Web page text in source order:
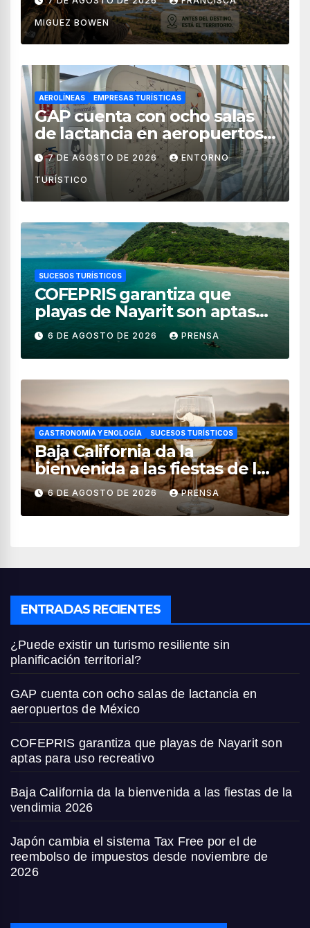
MIGUEZ BOWEN
AEROLÍNEAS EMPRESAS TURÍSTICAS
GAP cuenta con ocho salas
de lactancia en aeropuertos
de México
7 DE AGOSTO DE 2026 ENTORNO
TURÍSTICO
SUCESOS TURÍSTICOS
COFEPRIS garantiza que
playas de Nayarit son aptas
para uso recreativo
6 DE AGOSTO DE 2026 PRENSA
GASTRONOMÍA Y ENOLOGÍA SUCESOS TURÍSTICOS
Baja California da la
bienvenida a las fiestas de la
vendimia 2026
6 DE AGOSTO DE 2026 PRENSA
ENTRADAS RECIENTES
¿Puede existir un turismo resiliente sin
planificación territorial?
GAP cuenta con ocho salas de lactancia en
aeropuertos de México
COFEPRIS garantiza que playas de Nayarit son
aptas para uso recreativo
Baja California da la bienvenida a las fiestas de la
vendimia 2026
Japón cambia el sistema Tax Free por el de
reembolso de impuestos desde noviembre de
2026